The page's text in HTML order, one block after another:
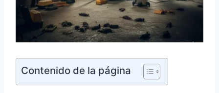
Contenido de la página